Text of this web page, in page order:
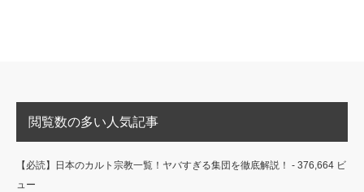
閲覧数の多い人気記事
【必読】日本のカルト宗教一覧！ヤバすぎる集団を徹底解説！ - 376,664 ビ
ュー